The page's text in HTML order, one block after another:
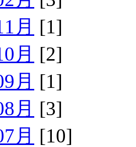
月 [1]
月 [2]
月 [1]
月 [3]
月 [10]